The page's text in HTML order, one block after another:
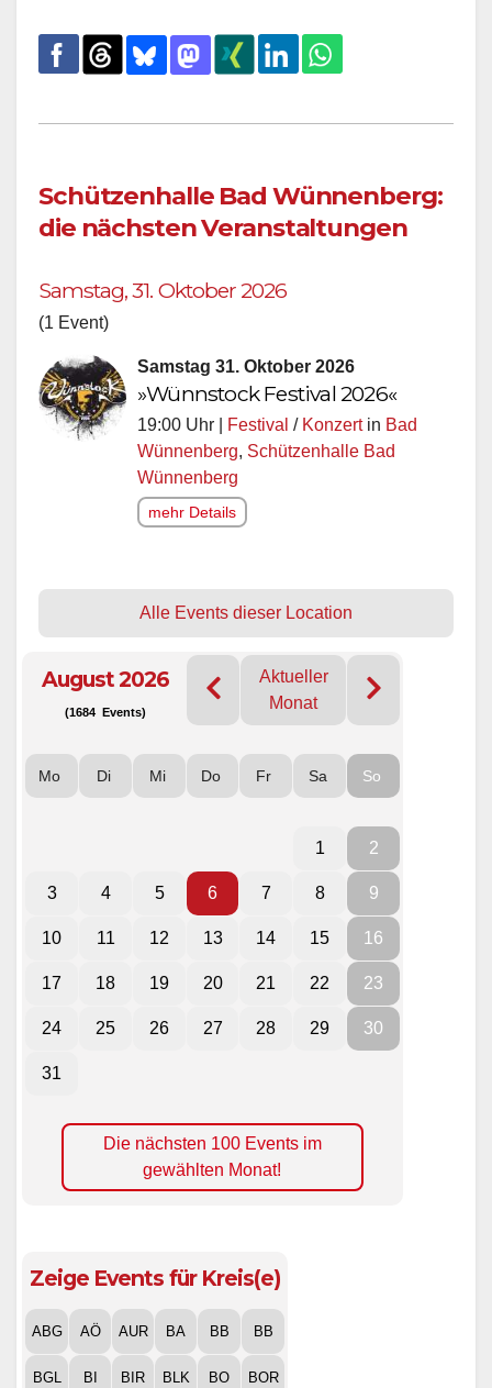
Schützenhalle Bad Wünnenberg:
die nächsten Veranstaltungen
Samstag, 31. Oktober 2026
(1 Event)
Samstag 31. Oktober 2026
»Wünnstock Festival 2026«
19:00 Uhr | Festival / Konzertin Bad
Wünnenberg, Schützenhalle Bad
Wünnenberg
mehr Details
Alle Events dieser Location
August 2026
(1684 Events)
Aktueller
Monat
Mo Di Mi Do Fr Sa So
1 2
3 4 5 6 7 8 9
10 11 12 13 14 15 16
17 18 19 20 21 22 23
24 25 26 27 28 29 30
31
Die nächsten 100 Events im
gewählten Monat!
Zeige Events für Kreis(e)
ABG AÖ AUR BA BB BB
BGL BI BIR BLK BO BOR